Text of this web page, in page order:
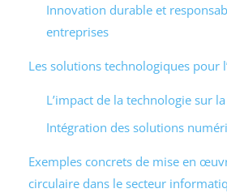
Innovation durable et
entreprises
Les solutions technologiques pour
L’impact de la technologie sur
Intégration des solutions
Exemples concrets de mise en
circulaire dans le secteur